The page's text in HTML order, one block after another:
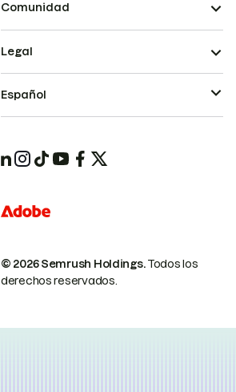
Comunidad
© 2026 Semrush Holdings.Todos los
derechos reservados.
Legal
Español